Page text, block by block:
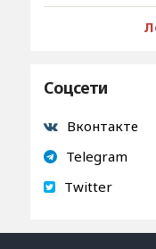
Соцсети
Вконтакте
Telegram
Twitter